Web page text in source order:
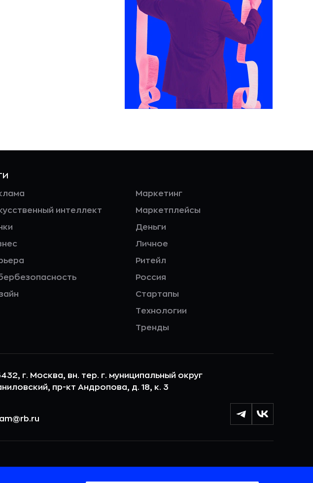
интеллект
Маркетинг
Маркетплейсы
Деньги
Личное
Ритейл
Россия
Стартапы
Технологии
Тренды
г. Москва, вн. тер. г. муниципальный округ
пр-кт Андропова, д. 18, к. 3
удобства пользования веб-сайтом. Если вы не хотите, чтобы ваши